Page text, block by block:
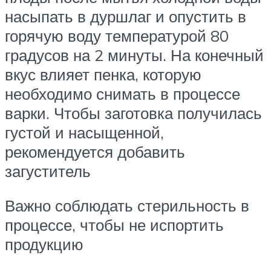
насыпать в дуршлаг и опустить в
горячую воду температурой 80
градусов на 2 минуты. На конечный
вкус влияет пенка, которую
необходимо снимать в процессе
варки. Чтобы заготовка получилась
густой и насыщенной,
рекомендуется добавить
загуститель
Важно соблюдать стерильность в
процессе, чтобы не испортить
продукцию